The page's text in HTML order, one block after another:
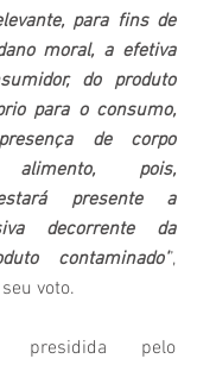
para fins de
moral, a efetiva
do produto
para o consumo,
de corpo
pois,
presente a
decorrente da
contaminado’”,
voto.
pelo